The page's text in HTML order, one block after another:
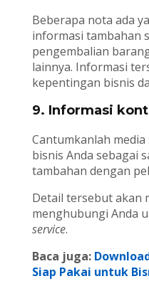
Beberapa nota ada
informasi tambahan
pengembalian
lainnya. Informasi
kepentingan bisnis
9. Informasi
Cantumkanlah
bisnis Anda sebagai
tambahan dengan
Detail tersebut akan
menghubungi Anda
service.
Baca juga:
Siap Pakai untuk